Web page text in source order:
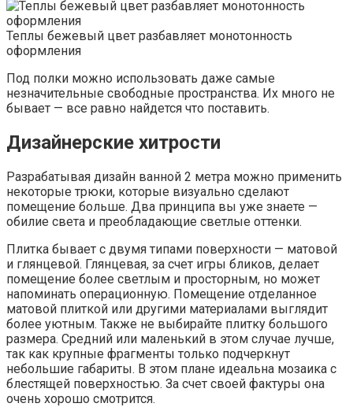
Теплы бежевый цвет разбавляет монотонность
оформления
Под полки можно использовать даже самые
незначительные свободные пространства. Их много не
бывает — все равно найдется что поставить.
Дизайнерские хитрости
Разрабатывая дизайн ванной 2 метра можно применить
некоторые трюки, которые визуально сделают
помещение больше. Два принципа вы уже знаете —
обилие света и преобладающие светлые оттенки.
Плитка бывает с двумя типами поверхности — матовой
и глянцевой. Глянцевая, за счет игры бликов, делает
помещение более светлым и просторным, но может
напоминать операционную. Помещение отделанное
матовой плиткой или другими материалами выглядит
более уютным. Также не выбирайте плитку большого
размера. Средний или маленький в этом случае лучше,
так как крупные фрагменты только подчеркнут
небольшие габариты. В этом плане идеальна мозаика с
блестящей поверхностью. За счет своей фактуры она
очень хорошо смотрится.